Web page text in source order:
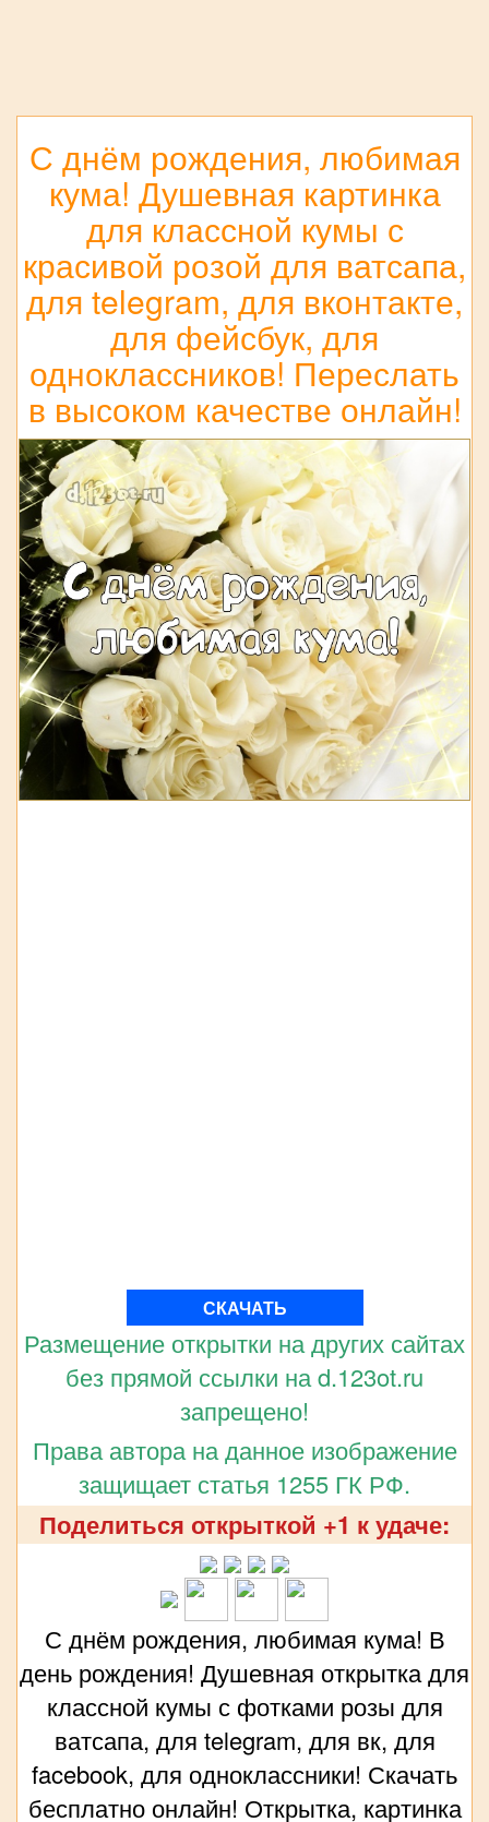
С днём рождения, любимая
кума! Душевная картинка
для классной кумы с
красивой розой для ватсапа,
для telegram, для вконтакте,
для фейсбук, для
одноклассников! Переслать
в высоком качестве онлайн!
СКАЧАТЬ
Размещение открытки на других сайтах
без прямой ссылки на d.123ot.ru
запрещено!
Права автора на данное изображение
защищает статья 1255 ГК РФ.
Поделиться открыткой +1 к удаче:
С днём рождения, любимая кума! В
день рождения! Душевная открытка для
классной кумы с фотками розы для
ватсапа, для telegram, для вк, для
facebook, для одноклассники! Скачать
бесплатно онлайн! Открытка, картинка